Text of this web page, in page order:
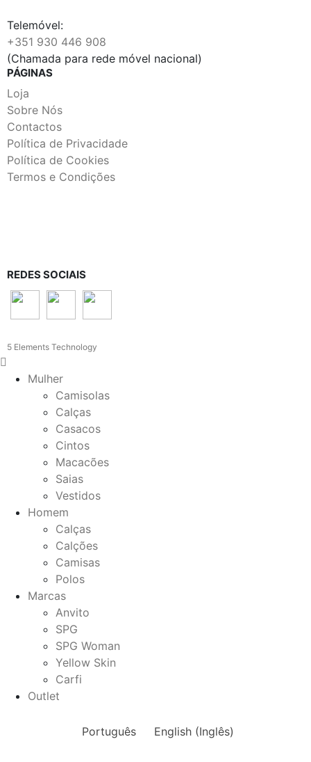
Telemóvel:
+351 930 446 908
(Chamada para rede móvel nacional)
PÁGINAS
Loja
Sobre Nós
Contactos
Política de Privacidade
Política de Cookies
Termos e Condições
REDES SOCIAIS
5 Elements Technology
Mulher
Camisolas
Calças
Casacos
Cintos
Macacões
Saias
Vestidos
Homem
Calças
Calções
Camisas
Polos
Marcas
Anvito
SPG
SPG Woman
Yellow Skin
Carfi
Outlet
Português English(Inglês)